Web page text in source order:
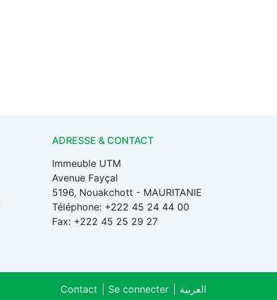
ADRESSE & CONTACT
Immeuble UTM
Avenue Fayçal
5196, Nouakchott - MAURITANIE
Téléphone: +222 45 24 44 00
Fax: +222 45 25 29 27
Contact Se connecter العربية